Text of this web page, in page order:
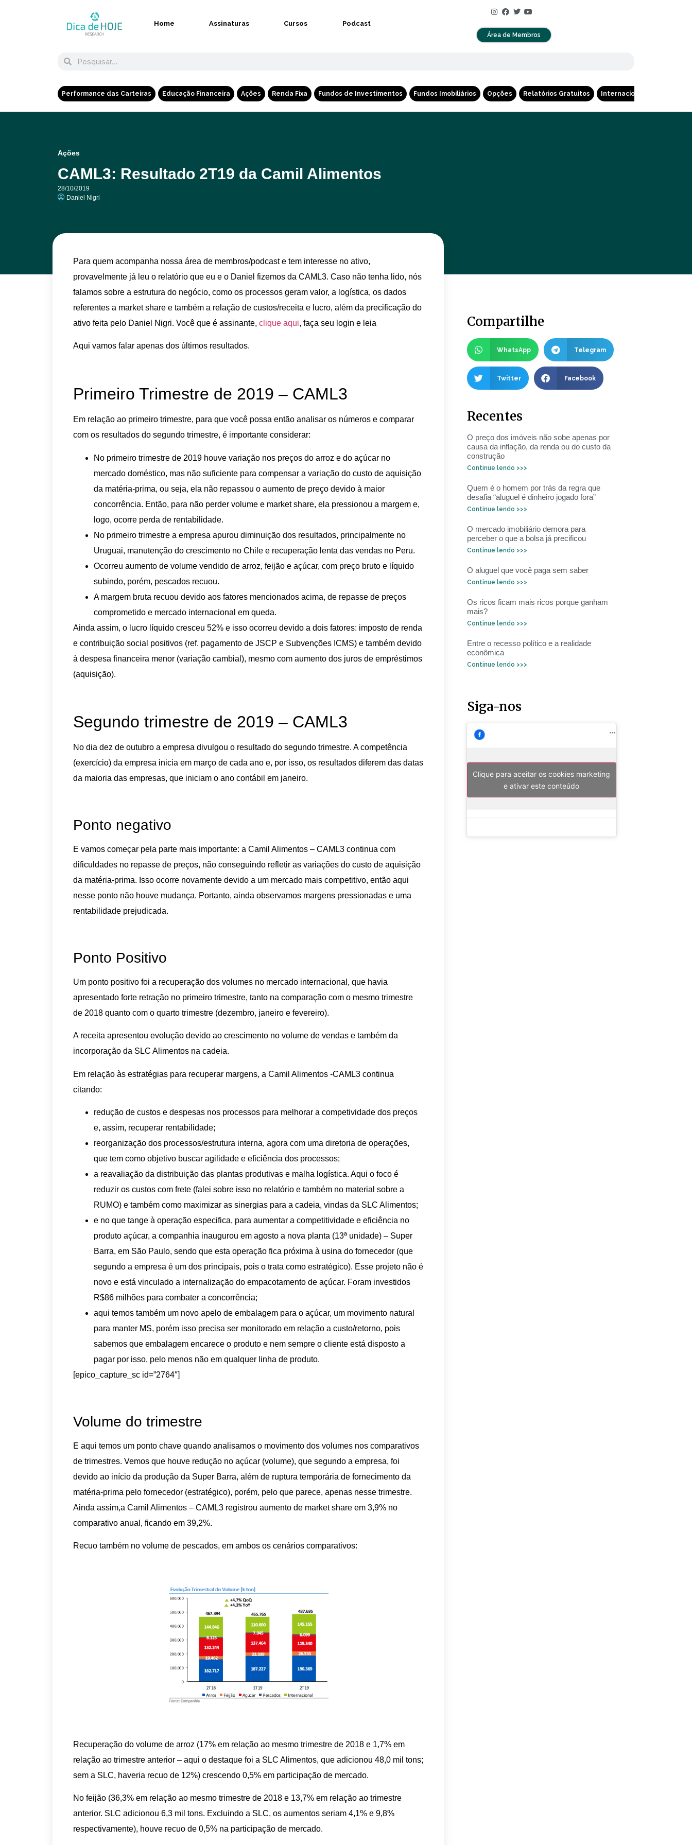
Home Assinaturas Cursos Podcast
Área de Membros
Performance das Carteiras Educação Financeira Ações Renda Fixa Fundos de Investimentos Fundos Imobiliários Opções Relatórios Gratuitos Internacional
Ações
CAML3: Resultado 2T19 da Camil Alimentos
28/10/2019
Daniel Nigri
Para quem acompanha nossa área de membros/podcast e tem interesse no ativo,
provavelmente já leu o relatório que eu e o Daniel fizemos da CAML3. Caso não tenha lido, nós
falamos sobre a estrutura do negócio, como os processos geram valor, a logística, os dados
referentes a market share e também a relação de custos/receita e lucro, além da precificação do
ativo feita pelo Daniel Nigri. Você que é assinante, clique aqui, faça seu login e leia
Aqui vamos falar apenas dos últimos resultados.
Primeiro Trimestre de 2019 – CAML3
Em relação ao primeiro trimestre, para que você possa então analisar os números e comparar
com os resultados do segundo trimestre, é importante considerar:
No primeiro trimestre de 2019 houve variação nos preços do arroz e do açúcar no
mercado doméstico, mas não suficiente para compensar a variação do custo de aquisição
da matéria-prima, ou seja, ela não repassou o aumento de preço devido à maior
concorrência. Então, para não perder volume e market share, ela pressionou a margem e,
logo, ocorre perda de rentabilidade.
No primeiro trimestre a empresa apurou diminuição dos resultados, principalmente no
Uruguai, manutenção do crescimento no Chile e recuperação lenta das vendas no Peru.
Ocorreu aumento de volume vendido de arroz, feijão e açúcar, com preço bruto e líquido
subindo, porém, pescados recuou.
A margem bruta recuou devido aos fatores mencionados acima, de repasse de preços
comprometido e mercado internacional em queda.
Ainda assim, o lucro líquido cresceu 52% e isso ocorreu devido a dois fatores: imposto de renda
e contribuição social positivos (ref. pagamento de JSCP e Subvenções ICMS) e também devido
à despesa financeira menor (variação cambial), mesmo com aumento dos juros de empréstimos
(aquisição).
Segundo trimestre de 2019 – CAML3
No dia dez de outubro a empresa divulgou o resultado do segundo trimestre. A competência
(exercício) da empresa inicia em março de cada ano e, por isso, os resultados diferem das datas
da maioria das empresas, que iniciam o ano contábil em janeiro.
Ponto negativo
E vamos começar pela parte mais importante: a Camil Alimentos – CAML3 continua com
dificuldades no repasse de preços, não conseguindo refletir as variações do custo de aquisição
da matéria-prima. Isso ocorre novamente devido a um mercado mais competitivo, então aqui
nesse ponto não houve mudança. Portanto, ainda observamos margens pressionadas e uma
rentabilidade prejudicada.
Ponto Positivo
Um ponto positivo foi a recuperação dos volumes no mercado internacional, que havia
apresentado forte retração no primeiro trimestre, tanto na comparação com o mesmo trimestre
de 2018 quanto com o quarto trimestre (dezembro, janeiro e fevereiro).
A receita apresentou evolução devido ao crescimento no volume de vendas e também da
incorporação da SLC Alimentos na cadeia.
Em relação às estratégias para recuperar margens, a Camil Alimentos -CAML3 continua
citando:
redução de custos e despesas nos processos para melhorar a competividade dos preços
e, assim, recuperar rentabilidade;
reorganização dos processos/estrutura interna, agora com uma diretoria de operações,
que tem como objetivo buscar agilidade e eficiência dos processos;
a reavaliação da distribuição das plantas produtivas e malha logística. Aqui o foco é
reduzir os custos com frete (falei sobre isso no relatório e também no material sobre a
RUMO) e também como maximizar as sinergias para a cadeia, vindas da SLC Alimentos;
e no que tange à operação especifica, para aumentar a competitividade e eficiência no
produto açúcar, a companhia inaugurou em agosto a nova planta (13ª unidade) – Super
Barra, em São Paulo, sendo que esta operação fica próxima à usina do fornecedor (que
segundo a empresa é um dos principais, pois o trata como estratégico). Esse projeto não é
novo e está vinculado a internalização do empacotamento de açúcar. Foram investidos
R$86 milhões para combater a concorrência;
aqui temos também um novo apelo de embalagem para o açúcar, um movimento natural
para manter MS, porém isso precisa ser monitorado em relação a custo/retorno, pois
sabemos que embalagem encarece o produto e nem sempre o cliente está disposto a
pagar por isso, pelo menos não em qualquer linha de produto.
[epico_capture_sc id=”2764″]
Volume do trimestre
E aqui temos um ponto chave quando analisamos o movimento dos volumes nos comparativos
de trimestres. Vemos que houve redução no açúcar (volume), que segundo a empresa, foi
devido ao início da produção da Super Barra, além de ruptura temporária de fornecimento da
matéria-prima pelo fornecedor (estratégico), porém, pelo que parece, apenas nesse trimestre.
Ainda assim,a Camil Alimentos – CAML3 registrou aumento de market share em 3,9% no
comparativo anual, ficando em 39,2%.
Recuo também no volume de pescados, em ambos os cenários comparativos:
Recuperação do volume de arroz (17% em relação ao mesmo trimestre de 2018 e 1,7% em
relação ao trimestre anterior – aqui o destaque foi a SLC Alimentos, que adicionou 48,0 mil tons;
sem a SLC, haveria recuo de 12%) crescendo 0,5% em participação de mercado.
No feijão (36,3% em relação ao mesmo trimestre de 2018 e 13,7% em relação ao trimestre
anterior. SLC adicionou 6,3 mil tons. Excluindo a SLC, os aumentos seriam 4,1% e 9,8%
respectivamente), houve recuo de 0,5% na participação de mercado.
Compartilhe
WhatsApp Telegram
Twitter Facebook
Recentes
O preço dos imóveis não sobe apenas por
causa da inflação, da renda ou do custo da
construção
Continue lendo >>>
Quem é o homem por trás da regra que
desafia “aluguel é dinheiro jogado fora”
Continue lendo >>>
O mercado imobiliário demora para
perceber o que a bolsa já precificou
Continue lendo >>>
O aluguel que você paga sem saber
Continue lendo >>>
Os ricos ficam mais ricos porque ganham
mais?
Continue lendo >>>
Entre o recesso político e a realidade
econômica
Continue lendo >>>
Siga-nos
Clique para aceitar os cookies marketing
e ativar este conteúdo